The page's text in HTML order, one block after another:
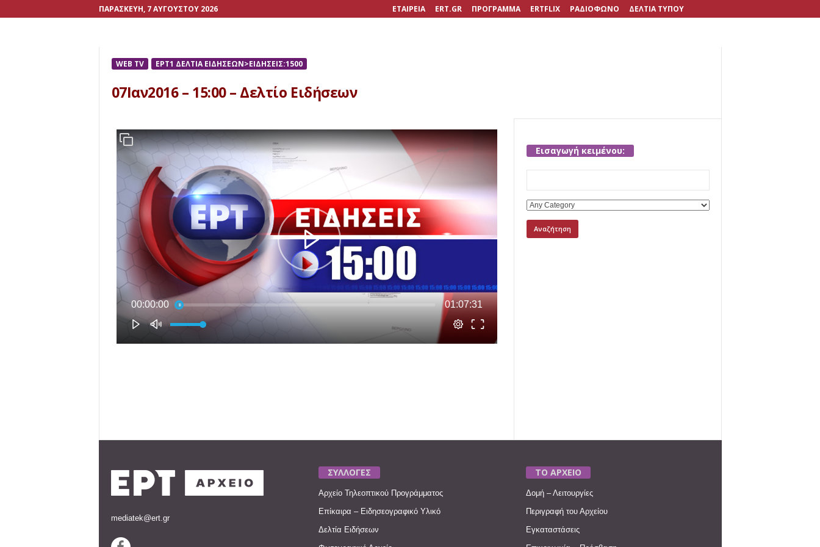
ΠΑΡΑΣΚΕΥΉ, 7 ΑΥΓΟΎΣΤΟΥ 2026 ΕΤΑΙΡΕΙΑ ERT.GR ΠΡΟΓΡΑΜΜΑ ERTFLIX ΡΑΔΙΟΦΩΝΟ ΔΕΛΤΙΑ ΤΥΠΟΥ
WEB TV ΕΡΤ1 ΔΕΛΤΙΑ ΕΙΔΗΣΕΩΝ>ΕΙΔΗΣΕΙΣ:1500
07Ιαν2016 – 15:00 – Δελτίο Ειδήσεων
Εισαγωγή κειμένου:
for:
mediatek@ert.gr
ΣΥΛΛΟΓΕΣ
Αρχείο Τηλεοπτικού Προγράμματος
Επίκαιρα – Ειδησεογραφικό Υλικό
Δελτία Ειδήσεων
ΤΟ ΑΡΧΕΙΟ
Δομή – Λειτουργίες
Περιγραφή του Αρχείου
Εγκαταστάσεις